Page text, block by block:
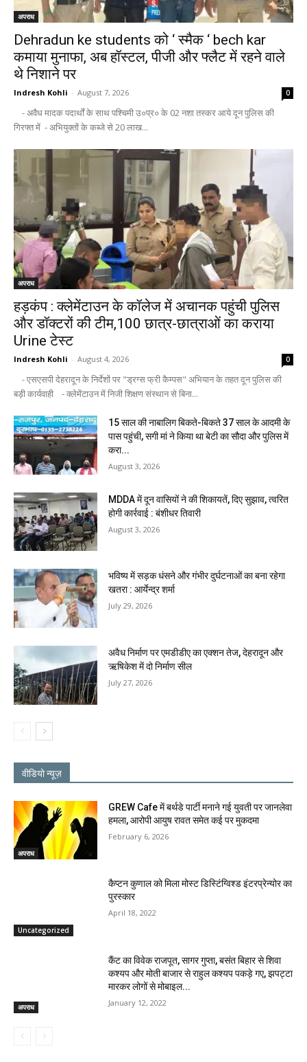
अपराध
Dehradun ke students को ‘ स्मैक ‘ bech kar
कमाया मुनाफा, अब हॉस्टल, पीजी और फ्लैट में रहने वाले
थे निशाने पर
Indresh Kohli - August 7, 2026 0
- अवैध मादक पदार्थों के साथ पश्चिमी उ०प्र० के 02 नशा तस्कर आये दून पुलिस की
गिरफ्त में - अभियुक्तों के कब्जे से 20 लाख...
अपराध
हड़कंप : क्लेमेंटाउन के कॉलेज में अचानक पहुंची पुलिस
और डॉक्टरों की टीम,100 छात्र-छात्राओं का कराया
Urine टेस्ट
Indresh Kohli - August 4, 2026 0
- एसएसपी देहरादून के निर्देशों पर "ड्रग्स फ्री कैम्पस" अभियान के तहत दून पुलिस की
बड़ी कार्यवाही - क्लेमेंटाउन में निजी शिक्षण संस्थान से बिना...
15 साल की नाबालिग बिकते-बिकते 37 साल के आदमी के
पास पहुंची, सगी मां ने किया था बेटी का सौदा और पुलिस में
करा...
August 3, 2026
MDDA में दून वासियों ने की शिकायतें, दिए सुझाव, त्वरित
होगी कार्रवाई : बंशीधर तिवारी
August 3, 2026
भविष्य में सड़क धंसने और गंभीर दुर्घटनाओं का बना रहेगा
खतरा : आर्येन्द्र शर्मा
July 29, 2026
अवैध निर्माण पर एमडीडीए का एक्शन तेज, देहरादून और
ऋषिकेश में दो निर्माण सील
July 27, 2026
वीडियो न्यूज़
अपराध
GREW Cafe में बर्थडे पार्टी मनाने गई युवती पर जानलेवा
हमला, आरोपी आयुष रावत समेत कई पर मुकदमा
February 6, 2026
Uncategorized
कैप्टन कुणाल को मिला मोस्ट डिस्टिंग्विश्ड इंटरप्रेन्योर का
पुरस्कार
April 18, 2022
अपराध
कैंट का विवेक राजपूत, सागर गुप्ता, बसंत बिहार से शिवा
कश्यप और मोती बाजार से राहुल कश्यप पकड़े गए, झपट्टा
मारकर लोगों से मोबाइल...
January 12, 2022